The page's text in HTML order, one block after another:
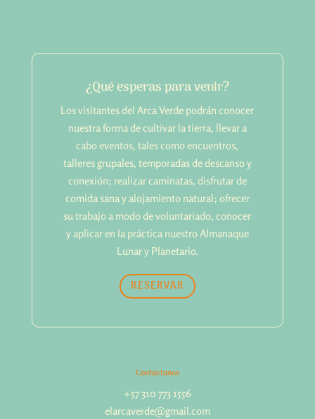
¿Qué esperas para venir?
Los visitantes del Arca Verde podrán conocer
nuestra forma de cultivar la tierra, llevar a
cabo eventos, tales como encuentros,
talleres grupales, temporadas de descanso y
conexión; realizar caminatas, disfrutar de
comida sana y alojamiento natural; ofrecer
su trabajo a modo de voluntariado, conocer
y aplicar en la práctica nuestro Almanaque
Lunar y Planetario.
RESERVAR
Contáctanos
+57 310 773 1556
elarcaverde@gmail.com